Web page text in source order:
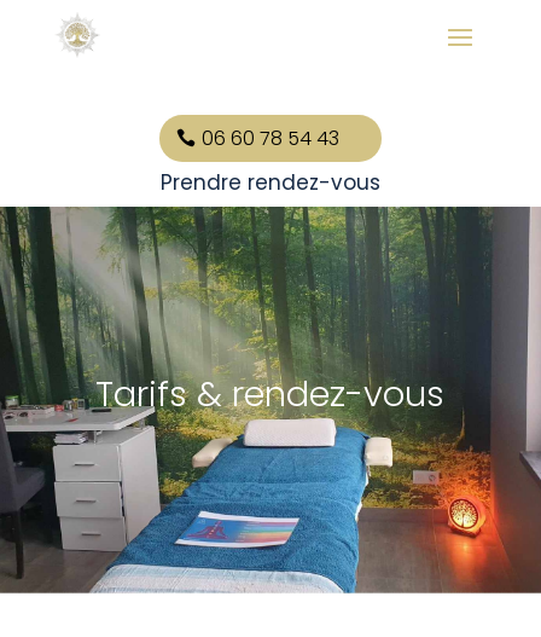
06 60 78 54 43
Prendre rendez-vous
Tarifs & rendez-vous